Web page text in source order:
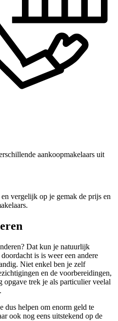
aankoopmakelaars uit
vergelijk op je gemak de prijs en
Dat kun je natuurlijk
is is weer een andere
Niet enkel ben je zelf
en de voorbereidingen,
opgave trek je als particulier veelal
dus helpen om enorm geld te
ook nog eens uitstekend op de